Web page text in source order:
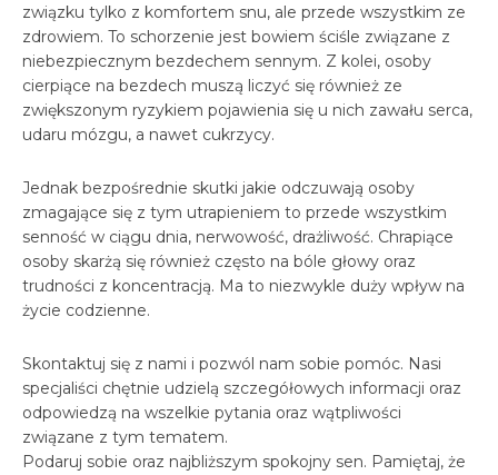
związku tylko z komfortem snu, ale przede wszystkim ze
zdrowiem. To schorzenie jest bowiem ściśle związane z
niebezpiecznym bezdechem sennym. Z kolei, osoby
cierpiące na bezdech muszą liczyć się również ze
zwiększonym ryzykiem pojawienia się u nich zawału serca,
udaru mózgu, a nawet cukrzycy.
Jednak bezpośrednie skutki jakie odczuwają osoby
zmagające się z tym utrapieniem to przede wszystkim
senność w ciągu dnia, nerwowość, drażliwość. Chrapiące
osoby skarżą się również często na bóle głowy oraz
trudności z koncentracją. Ma to niezwykle duży wpływ na
życie codzienne.
Skontaktuj się z nami i pozwól nam sobie pomóc. Nasi
specjaliści chętnie udzielą szczegółowych informacji oraz
odpowiedzą na wszelkie pytania oraz wątpliwości
związane z tym tematem.
Podaruj sobie oraz najbliższym spokojny sen. Pamiętaj, że